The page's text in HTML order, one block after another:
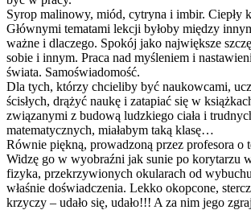
Syrop malinowy, miód, cytryna i imbir. Ciepły
Głównymi tematami lekcji byłoby między
ważne i dlaczego. Spokój jako największe
sobie i innym. Praca nad myśleniem i
świata. Samoświadomość.
Dla tych, którzy chcieliby być naukowcami,
ścisłych, drążyć naukę i zatapiać się w
związanymi z budową ludzkiego ciała i
matematycznych, miałabym taką klasę…
Równie piękną, prowadzoną przez profesora o
Widzę go w wyobraźni jak sunie po korytarzu
fizyka, przekrzywionych okularach od
właśnie doświadczenia. Lekko okopcone,
krzyczy – udało się, udało!!! A za nim jego